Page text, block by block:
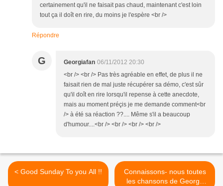
certainement qu'il ne faisait pas chaud, maintenant c'est loin
tout ça il doît en rire, du moins je l'espère <br />
Répondre
G Georgiafan 06/11/2012 20:30
<br /> <br /> Pas très agréable en effet, de plus il ne
faisait rien de mal juste récupérer sa démo, c'est sûr
qu'il doît en rire lorsqu'il repense à cette anecdote,
mais au moment préçis je me demande comment<br
/> à été sa réaction ??.... Même s'il a beaucoup
d'humour....<br /> <br /> <br /> <br />
< Good Sunday To you All !!
Connaissons- nous toutes
les chansons de George